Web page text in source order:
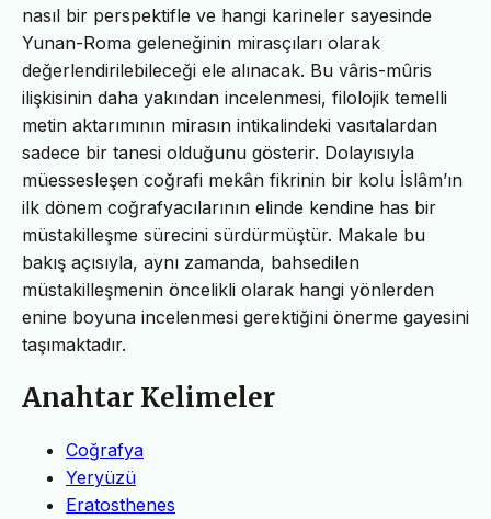
nasıl bir perspektifle ve hangi karineler sayesinde
Yunan-Roma geleneğinin mirasçıları olarak
değerlendirilebileceği ele alınacak. Bu vâris-mûris
ilişkisinin daha yakından incelenmesi, filolojik temelli
metin aktarımının mirasın intikalindeki vasıtalardan
sadece bir tanesi olduğunu gösterir. Dolayısıyla
müessesleşen coğrafi mekân fikrinin bir kolu İslâm’ın
ilk dönem coğrafyacılarının elinde kendine has bir
müstakilleşme sürecini sürdürmüştür. Makale bu
bakış açısıyla, aynı zamanda, bahsedilen
müstakilleşmenin öncelikli olarak hangi yönlerden
enine boyuna incelenmesi gerektiğini önerme gayesini
taşımaktadır.
Anahtar Kelimeler
Coğrafya
Yeryüzü
Eratosthenes